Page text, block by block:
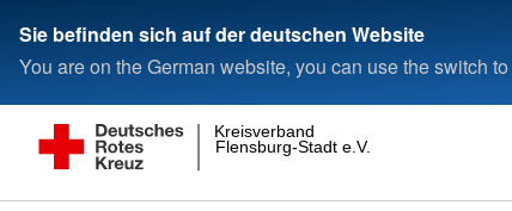
Sie befinden sich auf der deutschen Website
You are on the German website, you can use the switch
Flensburg-Stadt e.V.
Kreisverband